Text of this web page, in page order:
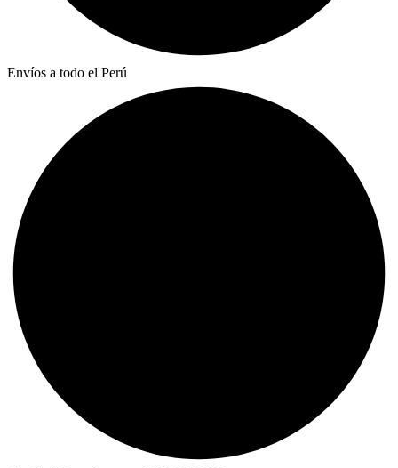
Envíos a todo el Perú